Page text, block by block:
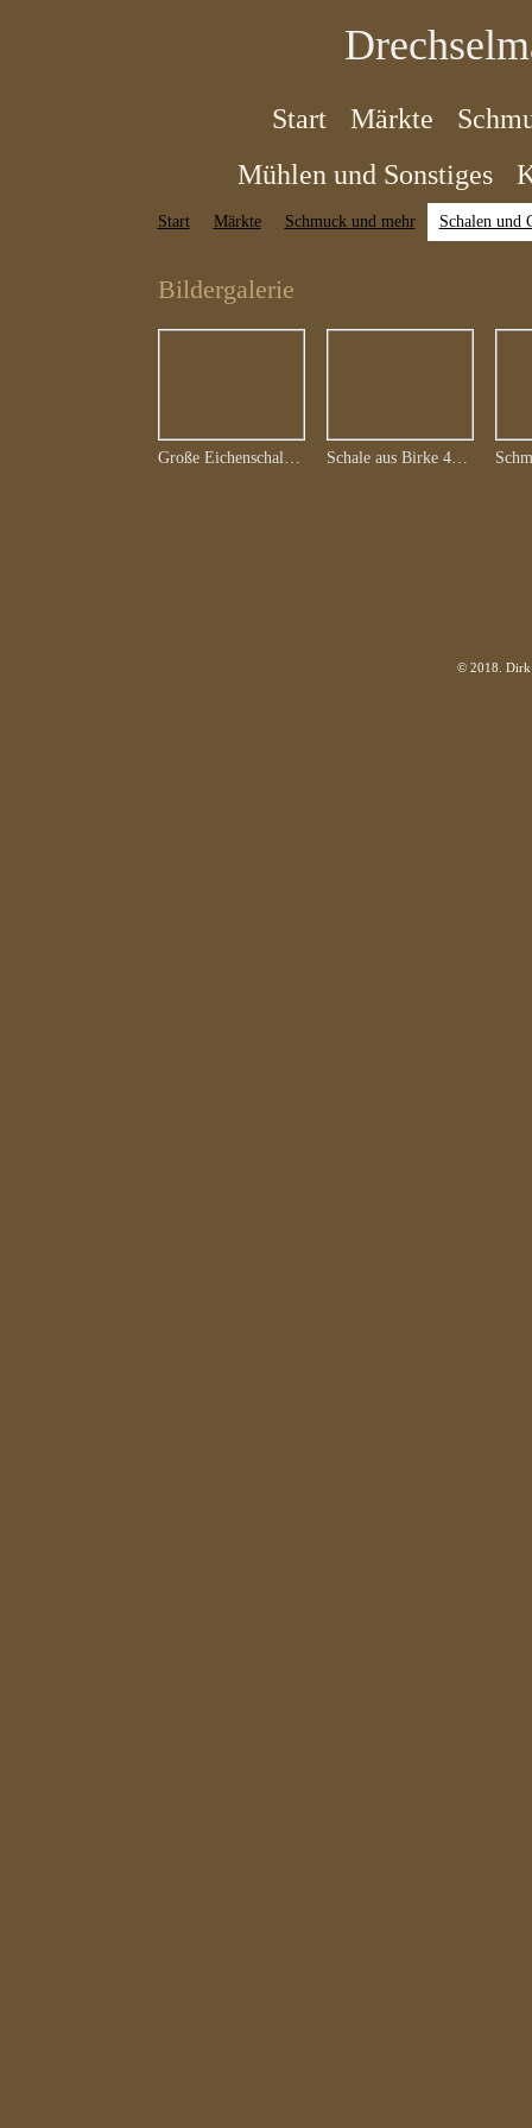
Start Märkte
Mühlen und Sonstiges
Start Märkte Schmuck und mehr Schalen und
Bildergalerie
Schale aus Birke 40cm
© 2018. Dirk